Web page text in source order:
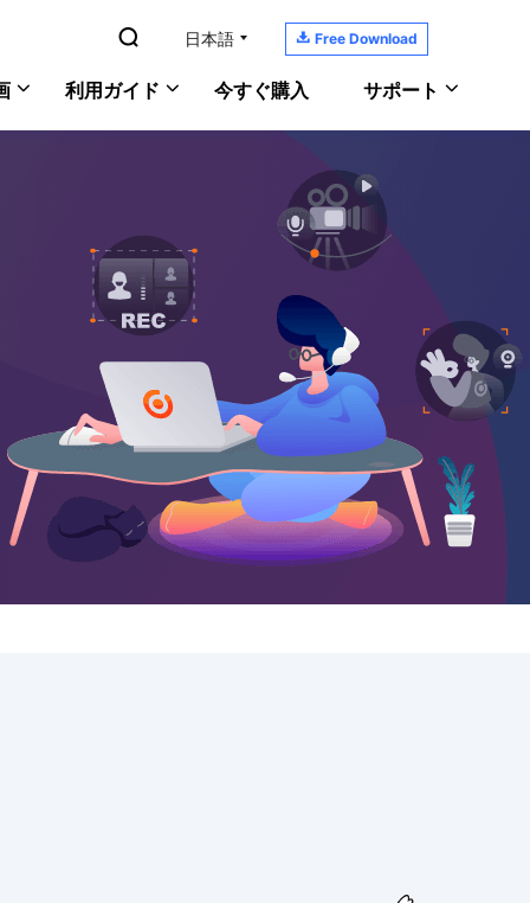
 日本語  Free Download
PC画面/音声/ウェブカメラを録画
ScreenShot
PCでスクリーンショットを撮る
利用ガイド
YouTubeの音楽を録音
Macで画面と音声を記録
PCでゲーム実況を録画
おすすめの録画ソフト
今すぐ購入 サポート
サポートセンター
ガイド、ライセンス、お問い合わせ
ダウンロードセンター
ソフトをダウンロードしよう
ヘルプガイド
あなたの問題を解決
オンラインチャット
何でも聞いてください